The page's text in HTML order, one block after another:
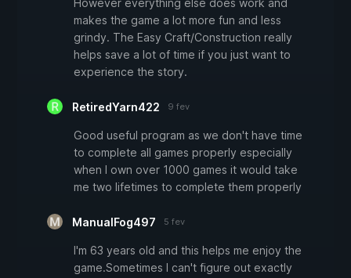
However everything else does work and
makes the game a lot more fun and less
grindy. The Easy Craft/Construction really
helps save a lot of time if you just want to
experience the story.
RetiredYarn422 9 fev
Good useful program as we don't have time
to complete all games properly especially
when I own over 1000 games it would take
me two lifetimes to complete them properly
ManualFog497 5 fev
I'm 63 years old and this helps me enjoy the
game.Sometimes I can't figure out exactly